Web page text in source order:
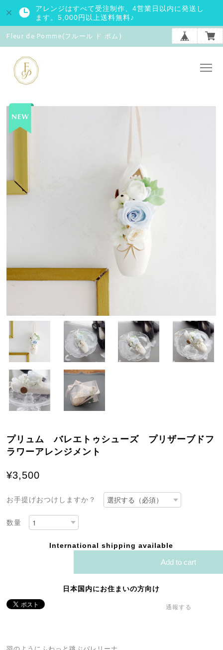
アレンジはすべて受注制作、4営業日以内に発送し
ます。5,000円以上送料無料♪
Fleur de Pomme(フルール ド ポム)
プリュム バレエトゥシューズ プリザーブドフ
ラワーアレンジメント
¥3,500
お手提げおつけしますか？
数量
International shipping available
Add to cart
日本国内にお住まいの方向け
通報する